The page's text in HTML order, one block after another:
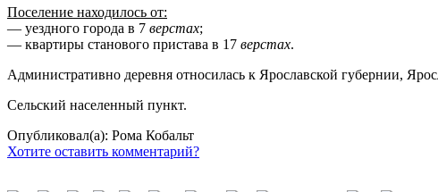
Поселение находилось от:
— уездного города в 7 верстах;
— квартиры станового пристава в 17 верстах.
Административно деревня относилась к Ярославской губернии,
Сельский населенный пункт.
Опубликовал(а): Рома Кобальт
Хотите оставить комментарий?